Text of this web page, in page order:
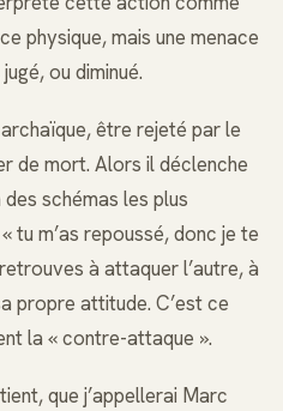
physique, mais une menace
ou diminué.
être rejeté par le
de mort. Alors il déclenche
des schémas les plus
tu m’as repoussé, donc je te
à attaquer l’autre, à
propre attitude. C’est ce
la « contre-attaque ».
que j’appellerai Marc